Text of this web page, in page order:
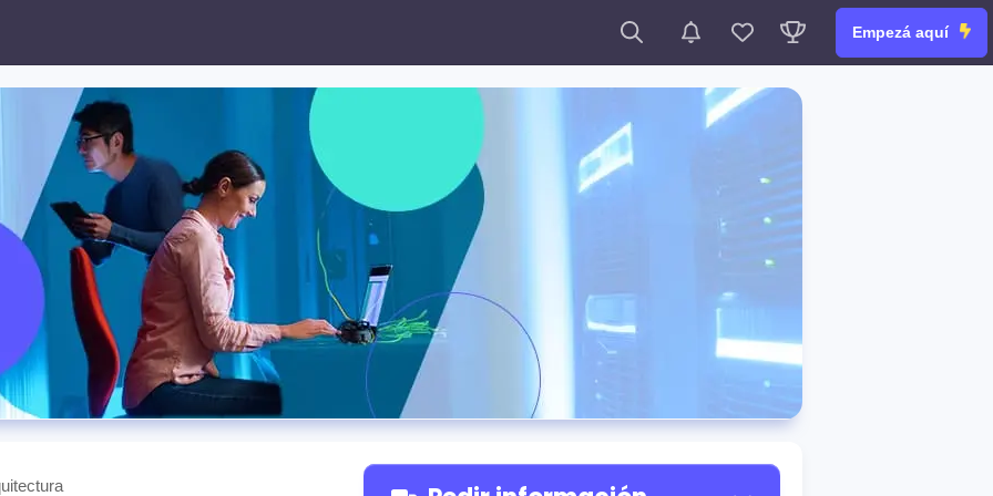
Empezá aquí
de Sistemas, Informática o